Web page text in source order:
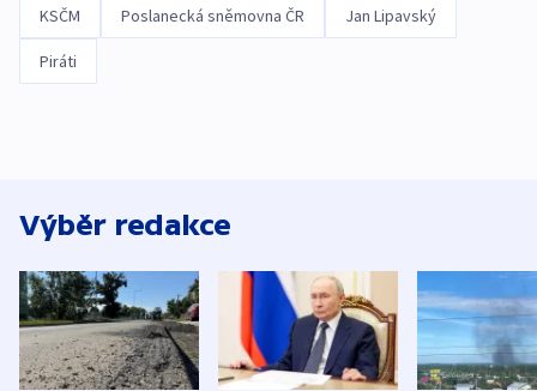
KSČM Poslanecká sněmovna ČR Jan Lipavský
Piráti
Výběr redakce